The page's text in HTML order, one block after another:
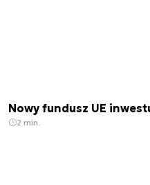
Nowy fundusz UE
2 min.